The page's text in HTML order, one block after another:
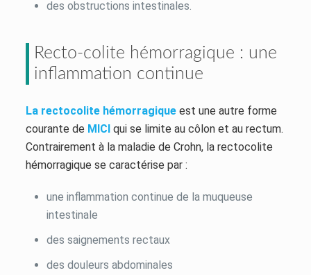
des obstructions intestinales.
Recto-colite hémorragique : une
inflammation continue
La rectocolite hémorragiqueest une autre forme
courante de MICIqui se limite au côlon et au rectum.
Contrairement à la maladie de Crohn, la rectocolite
hémorragique se caractérise par :
une inflammation continue de la muqueuse
intestinale
des saignements rectaux
des douleurs abdominales